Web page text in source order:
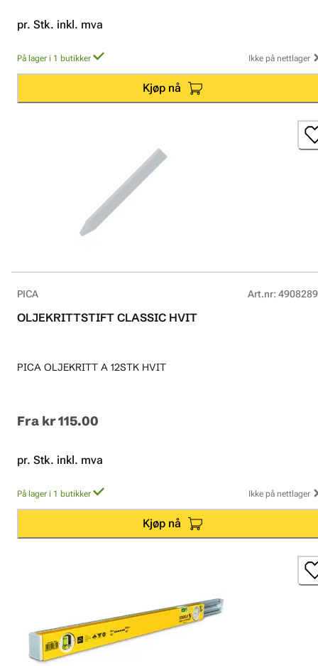
pr. Stk. inkl. mva
På lager i 1 butikker Ikke på nettlager
Kjøp nå
PICA Art.nr:
OLJEKRITTSTIFT CLASSIC HVIT
PICA OLJEKRITT A 12STK HVIT
Fra kr 115.00
pr. Stk. inkl. mva
På lager i 1 butikker Ikke på nettlager
Kjøp nå